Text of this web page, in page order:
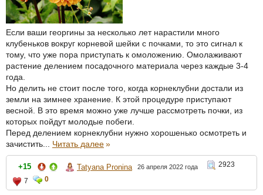
Если ваши георгины за несколько лет нарастили много
клубеньков вокруг корневой шейки с почками, то это сигнал к
тому, что уже пора приступать к омоложению. Омолаживают
растение делением посадочного материала через каждые 3-4
года.
Но делить не стоит после того, когда корнеклубни достали из
земли на зимнее хранение. К этой процедуре приступают
весной. В это время можно уже лучше рассмотреть почки, из
которых пойдут молодые побеги.
Перед делением корнеклубни нужно хорошенько осмотреть и
зачистить... Читать далее»
+15 Tatyana Pronina 26 апреля 2022 года
2923
7
0